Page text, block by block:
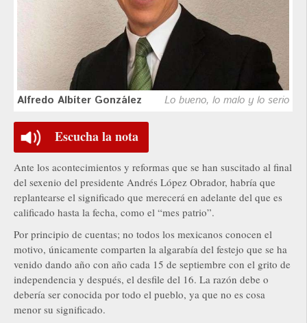
Alfredo Albíter González Lo bueno, lo malo y lo serio
Escucha la nota
Ante los acontecimientos y reformas que se han suscitado al final
del sexenio del presidente Andrés López Obrador, habría que
replantearse el significado que merecerá en adelante del que es
calificado hasta la fecha, como el “mes patrio”.
Por principio de cuentas; no todos los mexicanos conocen el
motivo, únicamente comparten la algarabía del festejo que se ha
venido dando año con año cada 15 de septiembre con el grito de
independencia y después, el desfile del 16. La razón debe o
debería ser conocida por todo el pueblo, ya que no es cosa
menor su significado.